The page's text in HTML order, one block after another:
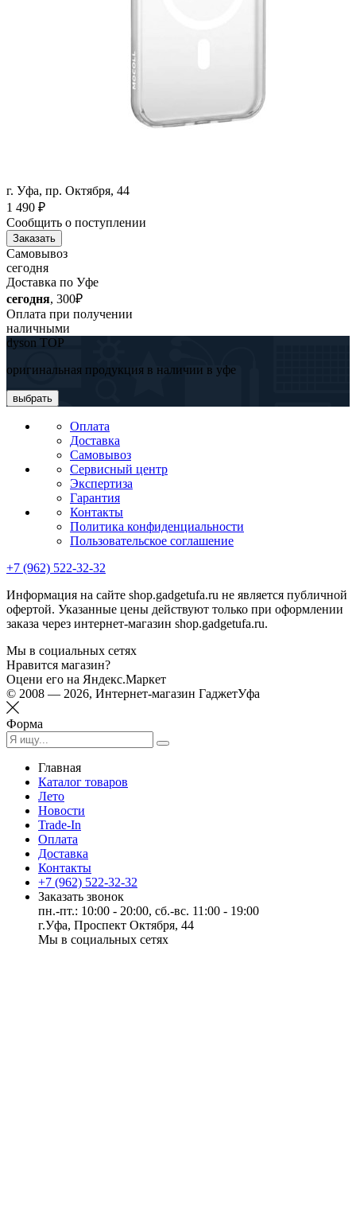
г. Уфа, пр. Октября, 44
1 490 ₽
Сообщить о поступлении
Заказать
Самовывоз
сегодня
Доставка по Уфе
сегодня, 300₽
Оплата при получении
наличными
dyson TOP
оригинальная продукция в наличии в уфе
выбрать
Оплата
Доставка
Самовывоз
Сервисный центр
Экспертиза
Гарантия
Контакты
Политика конфиденциальности
Пользовательское соглашение
+7 (962) 522-32-32
Информация на сайте shop.gadgetufa.ru не является публичной
офертой. Указанные цены действуют только при оформлении
заказа через интернет-магазин shop.gadgetufa.ru.
Мы в социальных сетях
Нравится магазин?
Оцени его на Яндекс.Маркет
© 2008 — 2026, Интернет-магазин ГаджетУфа
Форма
Главная
Каталог товаров
Лето
Новости
Trade-In
Оплата
Доставка
Контакты
+7 (962) 522-32-32
Заказать звонок
пн.-пт.: 10:00 - 20:00, сб.-вс. 11:00 - 19:00
г.Уфа, Проспект Октября, 44
Мы в социальных сетях